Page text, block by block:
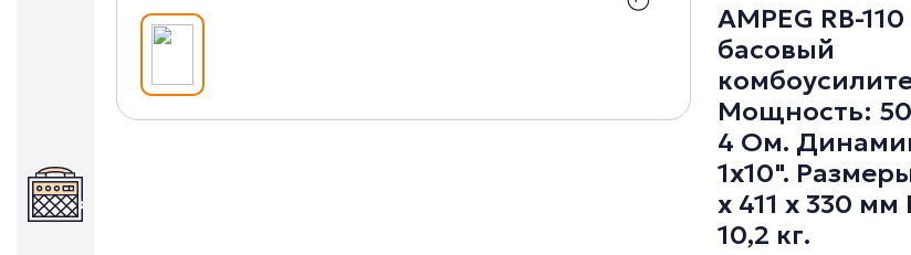
AMPEG RB-110
басовый
Мощность: 50
4 Ом.
1x10".
х 411 х 330 мм
10,2 кг.